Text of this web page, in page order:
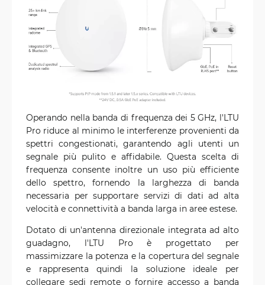
Operando nella banda di frequenza dei 5 GHz, l'LTU
Pro riduce al minimo le interferenze provenienti da
spettri congestionati, garantendo agli utenti un
segnale più pulito e affidabile. Questa scelta di
frequenza consente inoltre un uso più efficiente
dello spettro, fornendo la larghezza di banda
necessaria per supportare servizi di dati ad alta
velocità e connettività a banda larga in aree estese.
Dotato di un'antenna direzionale integrata ad alto
guadagno, l'LTU Pro è progettato per
massimizzare la potenza e la copertura del segnale
e rappresenta quindi la soluzione ideale per
collegare sedi remote o fornire accesso a banda